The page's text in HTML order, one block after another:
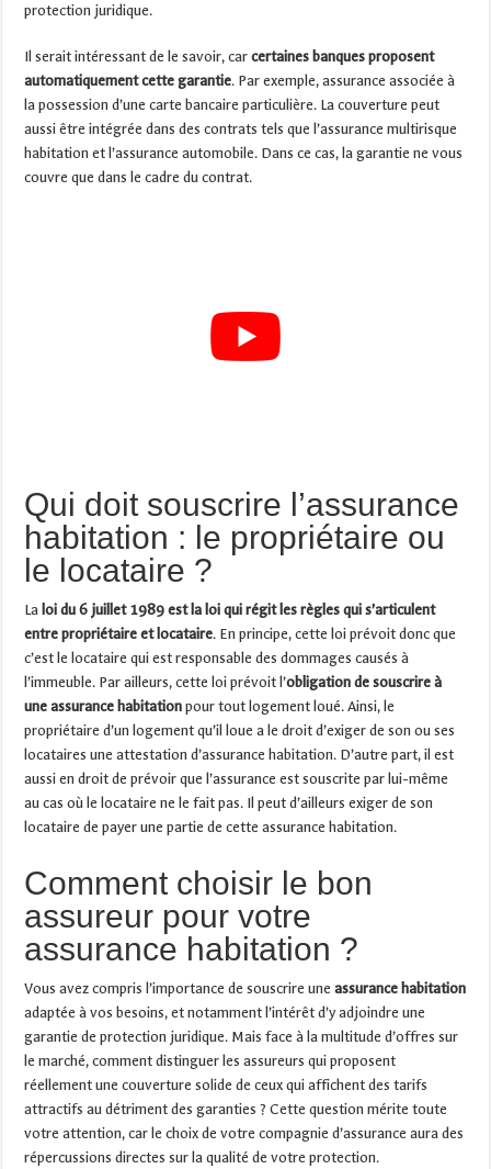
protection juridique.
Il serait intéressant de le savoir, carcertaines banques proposent
automatiquement cette garantie. Par exemple, assurance associée à
la possession d’une carte bancaire particulière. La couverture peut
aussi être intégrée dans des contrats tels que l’assurance multirisque
habitation et l’assurance automobile. Dans ce cas, la garantie ne vous
couvre que dans le cadre du contrat.
Qui doit souscrire l’assurance
habitation : le propriétaire ou
le locataire ?
La loi du 6 juillet 1989 est la loi qui régit les règles qui s’articulent
entre propriétaire et locataire. En principe, cette loi prévoit donc que
c’est le locataire qui est responsable des dommages causés à
l’immeuble. Par ailleurs, cette loi prévoit l’obligation de souscrire à
une assurance habitation pour tout logement loué. Ainsi, le
propriétaire d’un logement qu’il loue a le droit d’exiger de son ou ses
locataires une attestation d’assurance habitation. D’autre part, il est
aussi en droit de prévoir que l’assurance est souscrite par lui-même
au cas où le locataire ne le fait pas. Il peut d’ailleurs exiger de son
locataire de payer une partie de cette assurance habitation.
Comment choisir le bon
assureur pour votre
assurance habitation ?
Vous avez compris l’importance de souscrire uneassurance habitation
adaptée à vos besoins, et notamment l’intérêt d’y adjoindre une
garantie de protection juridique. Mais face à la multitude d’offres sur
le marché, comment distinguer les assureurs qui proposent
réellement une couverture solide de ceux qui affichent des tarifs
attractifs au détriment des garanties ? Cette question mérite toute
votre attention, car le choix de votre compagnie d’assurance aura des
répercussions directes sur la qualité de votre protection.